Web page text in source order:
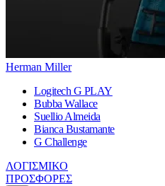
Herman Miller
Logitech G PLAY
Bubba Wallace
Suellio Almeida
Bianca Bustamante
G Challenge
ΛΟΓΙΣΜΙΚΟ
ΠΡΟΣΦΟΡΕΣ